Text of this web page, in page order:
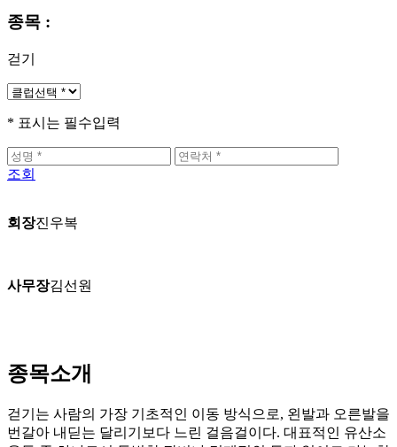
종목 :
걷기
* 표시는 필수입력
조회
회장진우복
사무장김선원
종목소개
걷기는 사람의 가장 기초적인 이동 방식으로, 왼발과 오른발을
번갈아 내딛는 달리기보다 느린 걸음걸이다. 대표적인 유산소